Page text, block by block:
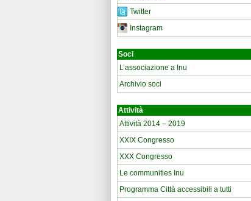
Twitter
Instagram
Soci
L’associazione a Inu
Archivio soci
Attività
Attività 2014 – 2019
XXIX Congresso
XXX Congresso
Le communities Inu
Programma Città accessibili a tutti